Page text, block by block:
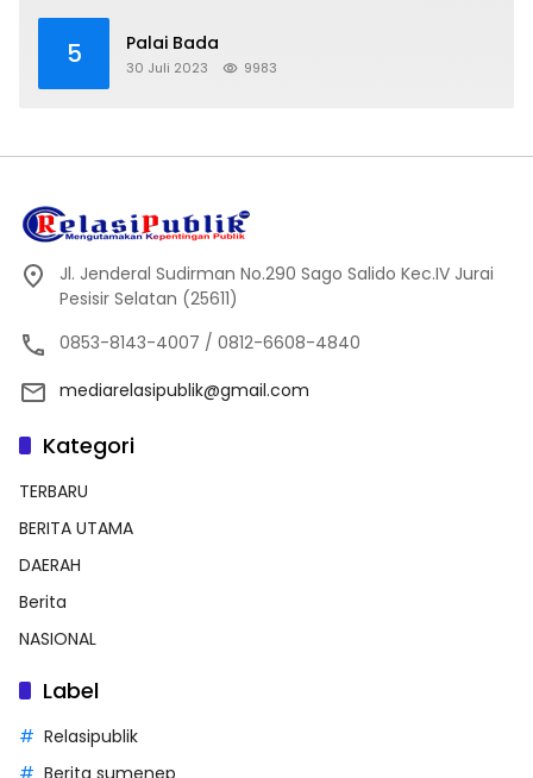
5 Palai Bada
30 Juli 2023 9983
Jl. Jenderal Sudirman No.290 Sago Salido Kec.IV Jurai
Pesisir Selatan (25611)
0853-8143-4007 / 0812-6608-4840
mediarelasipublik@gmail.com
Kategori
TERBARU
BERITA UTAMA
DAERAH
Berita
NASIONAL
Label
Relasipublik